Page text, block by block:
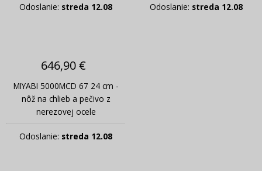
Odoslanie: streda 12.08 Odoslanie: streda 12.08
646,90 €
MIYABI 5000MCD 67 24 cm -
nôž na chlieb a pečivo z
nerezovej ocele
Odoslanie: streda 12.08